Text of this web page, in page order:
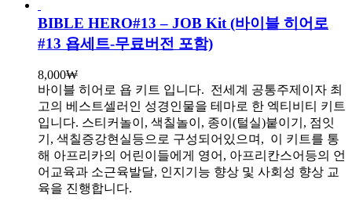
BIBLE HERO#13 – JOB Kit (바이블 히어로
#13 욥세트-무료버전 포함)
8,000₩
바이블 히어로 욥 키트 입니다. 전세계 공통주제이자 최
고의 베스트셀러인 성경인물을 테마로 한 엑티비티 키트
입니다. 스티커놀이, 색칠놀이, 종이(털실)붙이기, 점잇
기, 색칠증강현실등으로 구성되어있으며, 이 키트를 통
해 아프리카의 어린이들에게 영어, 아프리칸스어등의 언
어교육과 소근육발달, 인지기능 향상 및 사회성 향상 교
육을 진행합니다.